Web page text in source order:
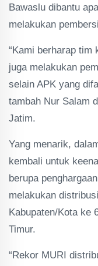
Bawaslu dibantu
melakukan
“Kami berharap tim
juga melakukan
selain APK yang
tambah Nur Salam
Jatim.
Yang menarik,
kembali untuk
berupa
melakukan
Kabupaten/Kota ke
Timur.
“Rekor MURI